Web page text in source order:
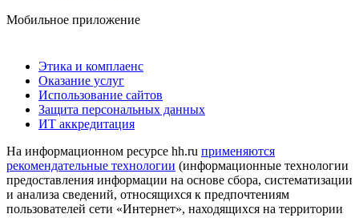
Мобильное приложение
Этика и комплаенс
Оказание услуг
Использование сайтов
Защита персональных данных
ИТ аккредитация
На информационном ресурсе hh.ru применяются
рекомендательные технологии (информационные технологии
предоставления информации на основе сбора, систематизации
и анализа сведений, относящихся к предпочтениям
пользователей сети «Интернет», находящихся на территории